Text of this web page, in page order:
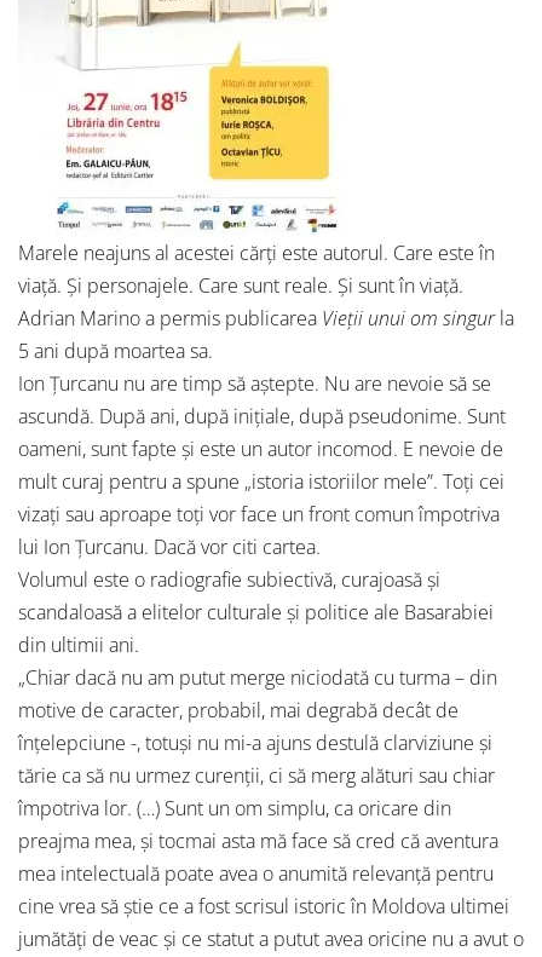
Marele neajuns al acestei cărți este autorul. Care este în
viață. Și personajele. Care sunt reale. Și sunt în viață.
Adrian Marino a permis publicarea Vieții unui om singurla
5 ani după moartea sa.
Ion Țurcanu nu are timp să aștepte. Nu are nevoie să se
ascundă. După ani, după inițiale, după pseudonime. Sunt
oameni, sunt fapte și este un autor incomod. E nevoie de
mult curaj pentru a spune „istoria istoriilor mele”. Toți cei
vizați sau aproape toți vor face un front comun împotriva
lui Ion Țurcanu. Dacă vor citi cartea.
Volumul este o radiografie subiectivă, curajoasă și
scandaloasă a elitelor culturale și politice ale Basarabiei
din ultimii ani.
„Chiar dacă nu am putut merge niciodată cu turma – din
motive de caracter, probabil, mai degrabă decât de
înțelepciune -, totuși nu mi-a ajuns destulă clarviziune și
tărie ca să nu urmez curenții, ci să merg alături sau chiar
împotriva lor. (…) Sunt un om simplu, ca oricare din
preajma mea, și tocmai asta mă face să cred că aventura
mea intelectuală poate avea o anumită relevanță pentru
cine vrea să știe ce a fost scrisul istoric în Moldova ultimei
jumătăți de veac și ce statut a putut avea oricine nu a avut o